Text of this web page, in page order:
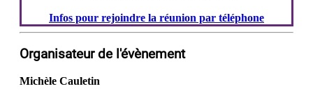
Infos pour rejoindre la réunion par téléphone
Organisateur de l'évènement
Michèle Cauletin